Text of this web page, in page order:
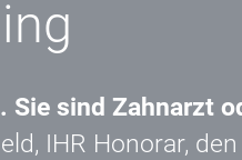
Sie sind Zahnarzt
IHR Honorar,